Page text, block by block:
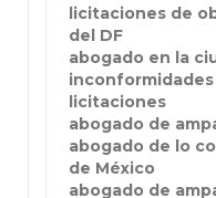
licitaciones de
del DF
abogado en la
licitaciones
abogado de
abogado de lo
de México
abogado de